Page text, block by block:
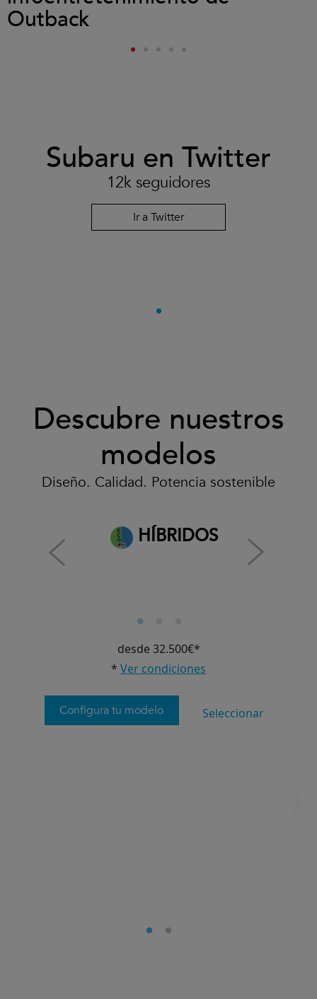
Outback
Subaru en Twitter
12k seguidores
Ir a Twitter
Descubre nuestros
modelos
Diseño. Calidad. Potencia sostenible
HÍBRIDOS
desde 32.500€*
* Ver condiciones
Configura tu modelo Seleccionar